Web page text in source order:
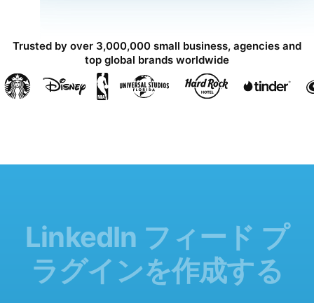
Trusted by over 3,000,000 small business, agencies and
top global brands worldwide
LinkedIn フィード プ
ラグインを作成する